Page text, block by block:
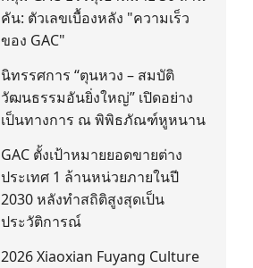
คัน: ตัวเลขเบื้องหลัง "ความเร็ว
ของ GAC"
นิทรรศการ “ตุนหวง – สมบัติ
วัฒนธรรมอันยิ่งใหญ่” เปิดอย่าง
เป็นทางการ ณ พิพิธภัณฑ์หูหนาน
GAC ตั้งเป้าหมายยอดขายต่าง
ประเทศ 1 ล้านหน่วยภายในปี
2030 หลังทำสถิติสูงสุดเป็น
ประวัติการณ์
2026 Xiaoxian Fuyang Culture